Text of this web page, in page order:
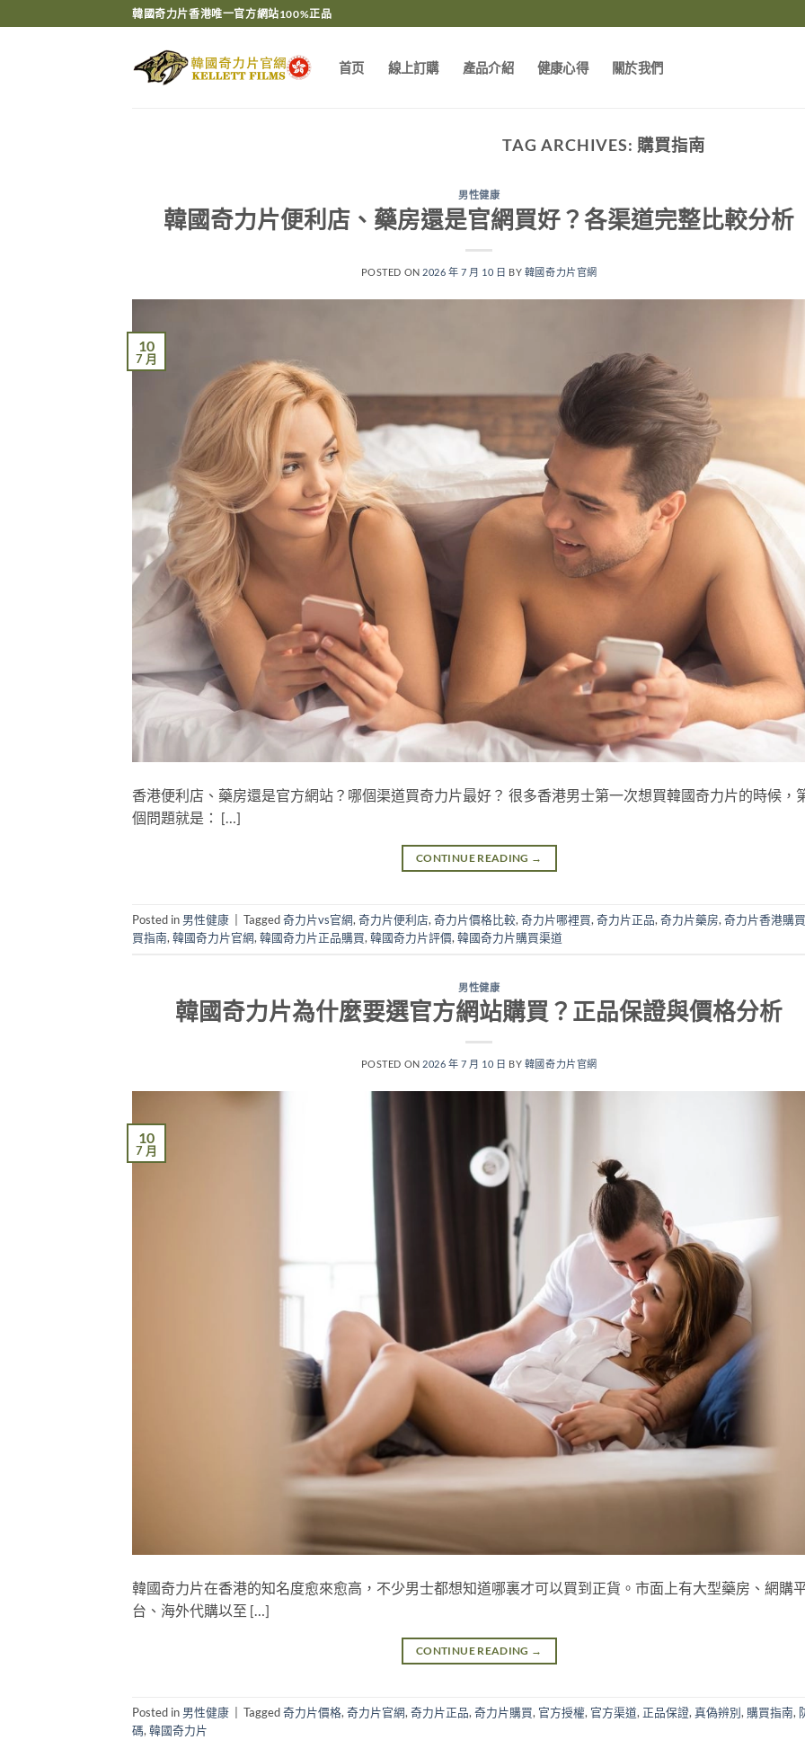
to
韓國奇力片香港唯一官方網站100%正品
首页 線上訂購 產品介紹 健康心得 關於我們
TAG ARCHIVES: 購買指南
男性健康
韓國奇力片便利店、藥房還是官網買好？各渠道完整比較分析
POSTED ON 2026 年 7 月 10 日 BY 韓國奇力片官網
10
7 月
香港便利店、藥房還是官方網站？哪個渠道買奇力片最好？ 很多香港男士第一次想買韓國奇力片的時候，
個問題就是： […]
CONTINUE READING →
Posted in 男性健康 Tagged奇力片vs官網, 奇力片便利店, 奇力片價格比較, 奇力片哪裡買, 奇力片正品, 奇力片藥房, 奇力片香港購買
買指南, 韓國奇力片官網, 韓國奇力片正品購買, 韓國奇力片評價, 韓國奇力片購買渠道
男性健康
韓國奇力片為什麼要選官方網站購買？正品保證與價格分析
POSTED ON 2026 年 7 月 10 日 BY 韓國奇力片官網
10
7 月
韓國奇力片在香港的知名度愈來愈高，不少男士都想知道哪裏才可以買到正貨。市面上有大型藥房、網購
台、海外代購以至 […]
CONTINUE READING →
Posted in 男性健康 Tagged奇力片價格, 奇力片官網, 奇力片正品, 奇力片購買, 官方授權, 官方渠道, 正品保證, 真偽辨別, 購買指南,
碼, 韓國奇力片